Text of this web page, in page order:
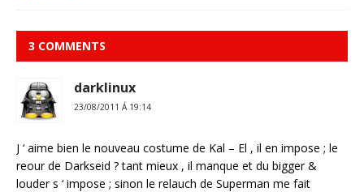
3 COMMENTS
darklinux
23/08/2011 Á 19:14
J ‘ aime bien le nouveau costume de Kal – El , il en impose ; le
reour de Darkseid ? tant mieux , il manque et du bigger &
louder s ‘ impose ; sinon le relauch de Superman me fait